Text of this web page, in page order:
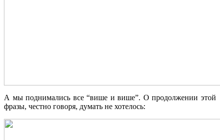
А мы поднимались все “више и више”. О продолжении этой
фразы, честно говоря, думать не хотелось: